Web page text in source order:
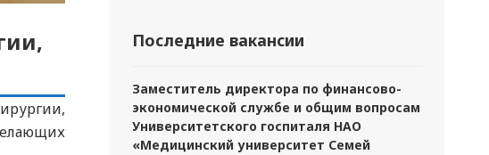
Последние вакансии
Заместитель директора по финансово-
экономической службе и общим вопросам
Университетского госпиталя НАО
«Медицинский университет Семей